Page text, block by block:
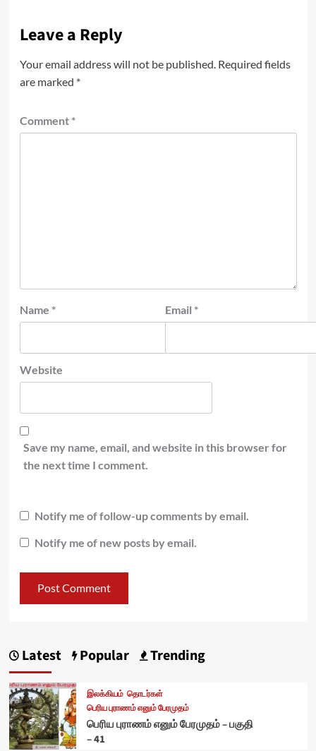
Leave a Reply
Your email address will not be published. Required fields
are marked *
Comment *
Name * Email *
Website
Save my name, email, and website in this browser for
the next time I comment.
Notify me of follow-up comments by email.
Notify me of new posts by email.
Latest Popular Trending
இலக்கியம் தொடர்கள்
பெரிய புராணம் எனும் பேரமுதம்
பெரிய புராணம் எனும் பேரமுதம் – பகுதி
– 41